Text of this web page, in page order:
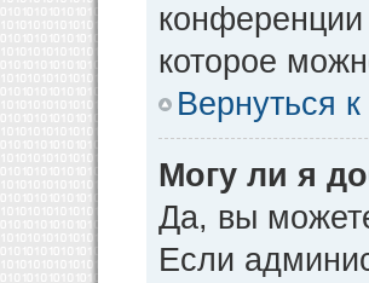
конференции
которое
Вернуться
Могу ли я
Да, вы
Если